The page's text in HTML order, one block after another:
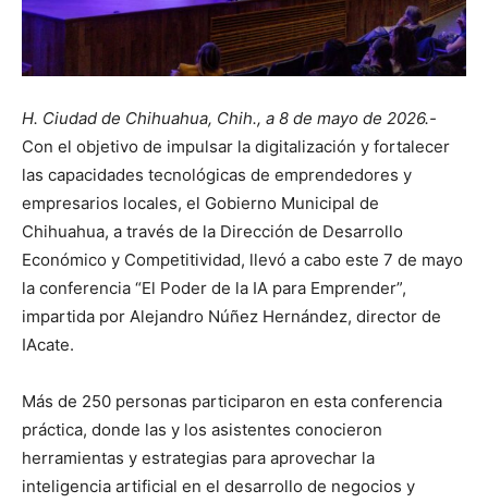
H. Ciudad de Chihuahua, Chih., a 8 de mayo de 2026.-
Con el objetivo de impulsar la digitalización y fortalecer
las capacidades tecnológicas de emprendedores y
empresarios locales, el Gobierno Municipal de
Chihuahua, a través de la Dirección de Desarrollo
Económico y Competitividad, llevó a cabo este 7 de mayo
la conferencia “El Poder de la IA para Emprender”,
impartida por Alejandro Núñez Hernández, director de
IAcate.
Más de 250 personas participaron en esta conferencia
práctica, donde las y los asistentes conocieron
herramientas y estrategias para aprovechar la
inteligencia artificial en el desarrollo de negocios y